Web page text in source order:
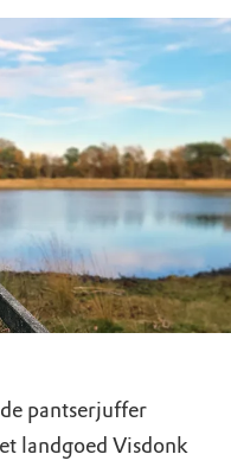
pantserjuffer
landgoed Visdonk